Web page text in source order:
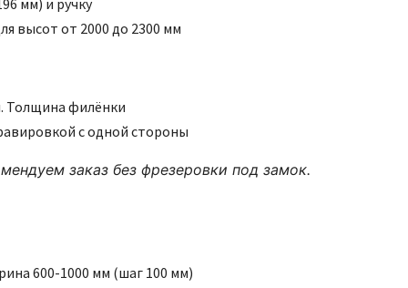
мм) и ручку
высот от 2000 до 2300 мм
Толщина филёнки
с одной стороны
заказ без фрезеровки под замок.
600-1000 мм (шаг 100 мм)